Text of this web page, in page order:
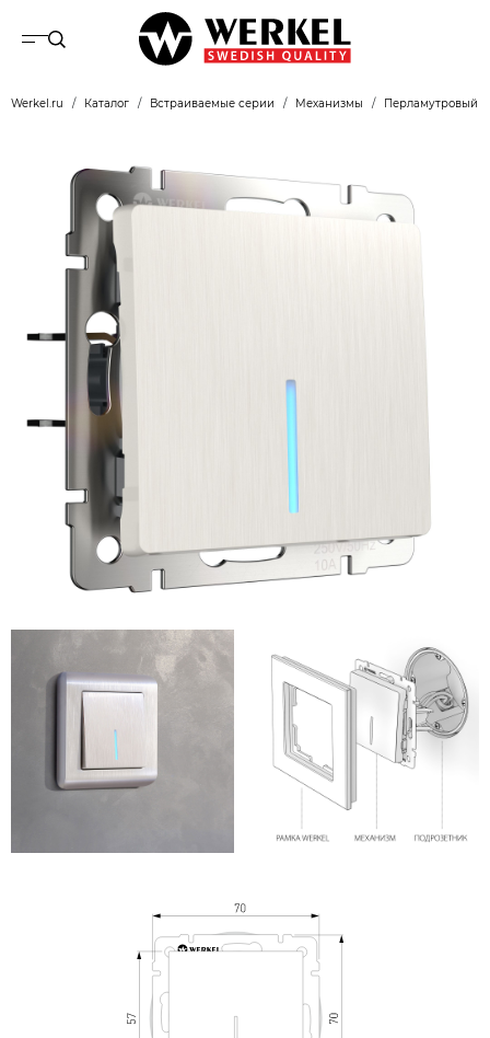
Werkel.ru Каталог Встраиваемые серии Механизмы Перламутровый